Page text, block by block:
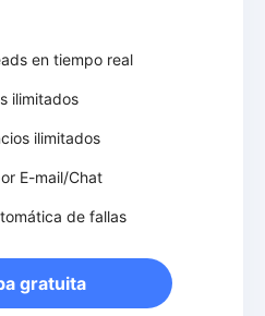
en tiempo real
ilimitados
ilimitados
E-mail/Chat
de fallas
gratuita